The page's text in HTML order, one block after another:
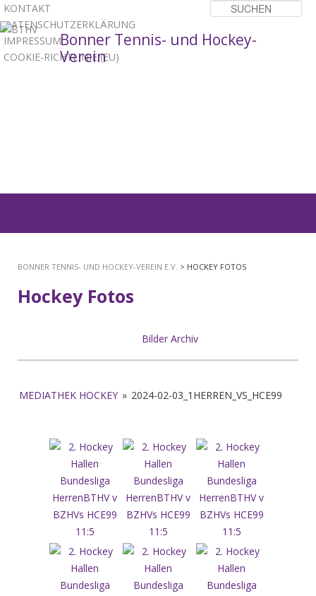
KONTAKT
DATENSCHUTZERKLÄRUNG
IMPRESSUM
COOKIE-RICHTLINIE (EU)
Bonner Tennis- und Hockey-
Verein
1 2 3
INHALT
SPRINGEN
BONNER TENNIS- UND HOCKEY-VEREIN E.V. > HOCKEY FOTOS
Hockey Fotos
Bilder Archiv
MEDIATHEK HOCKEY » 2024-02-03_1HERREN_VS_HCE99